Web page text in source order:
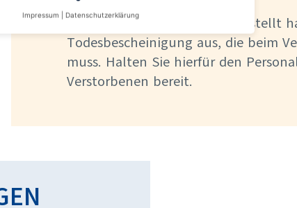
Wenn der Arzt den Tod festgestellt
Todesbescheinigung aus, die beim
muss. Halten Sie hierfür den
Verstorbenen bereit.
Impressum | Datenschutzerklärung